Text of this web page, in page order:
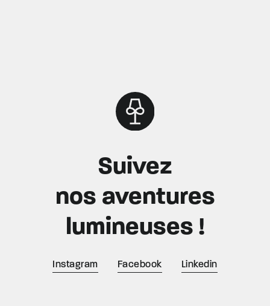
Suivez
nos aventures
lumineuses !
Instagram Facebook Linkedin